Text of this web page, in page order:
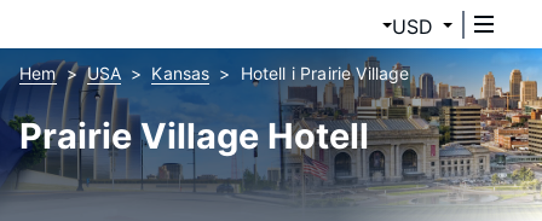
USD
Hem USA Kansas Hotell i Prairie Village
Prairie Village Hotell